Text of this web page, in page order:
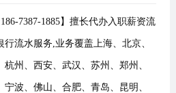
7387-1885】擅长代办入职薪资流
流水服务,业务覆盖上海、北京、
州、西安、武汉、苏州、郑州、
波、佛山、合肥、青岛、昆明、